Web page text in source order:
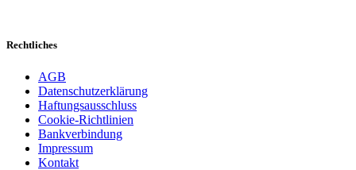
Rechtliches
AGB
Datenschutzerklärung
Haftungsausschluss
Cookie-Richtlinien
Bankverbindung
Impressum
Kontakt